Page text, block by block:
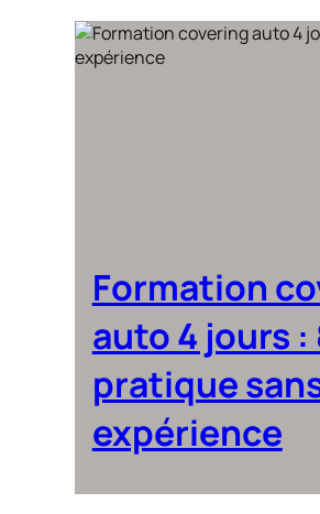
Formation
auto 4 jours :
pratique
expérience